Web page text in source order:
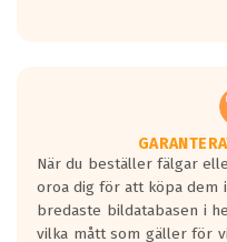
Vid körning i över 50km/h
rullmotståndets ljud
motorljudet.
På däckmärkningen
en symbol av ett däck
När du beställer fälgar
oroa dig för att köpa dem
bredaste bildatabasen i
vilka mått som gäller för